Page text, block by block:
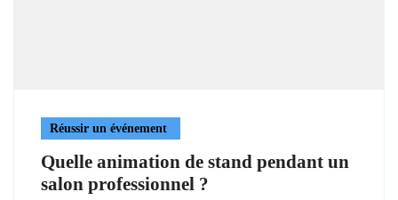
Réussir un événement
Quelle animation de stand pendant un
salon professionnel ?